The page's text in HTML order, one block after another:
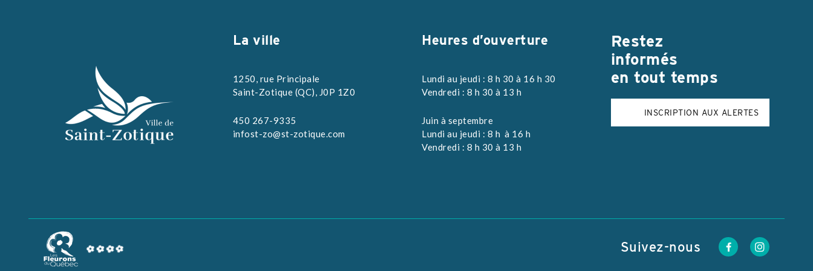
La ville
1250, rue Principale
Saint-Zotique (QC), J0P 1Z0
450 267-9335
infost-zo@st-zotique.com
Heures d’ouverture
Lundi au jeudi : 8 h 30 à 16 h 30
Vendredi : 8 h 30 à 13 h
Juin à septembre
Lundi au jeudi : 8 h à 16 h
Vendredi : 8 h 30 à 13 h
Restez
informés
en tout temps
INSCRIPTION AUX ALERTES
Suivez-nous